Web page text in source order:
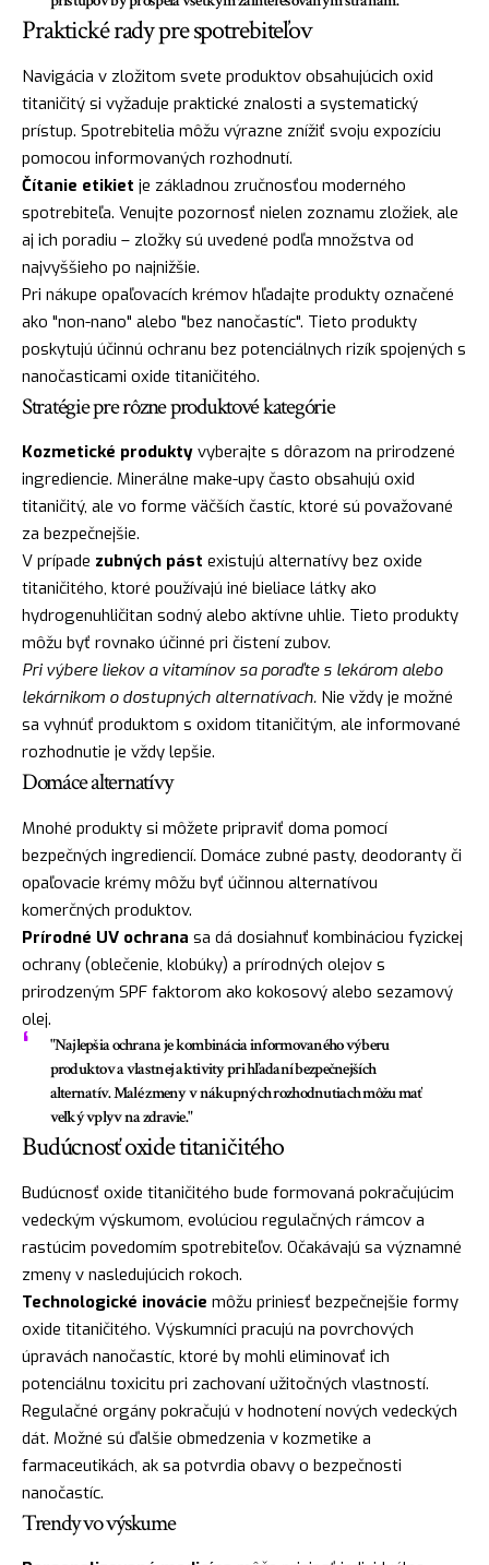
Praktické rady pre spotrebiteľov
Navigácia v zložitom svete produktov obsahujúcich oxid
titaničitý si vyžaduje praktické znalosti a systematický
prístup. Spotrebitelia môžu výrazne znížiť svoju expozíciu
pomocou informovaných rozhodnutí.
Čítanie etikiet je základnou zručnosťou moderného
spotrebiteľa. Venujte pozornosť nielen zoznamu zložiek, ale
aj ich poradiu – zložky sú uvedené podľa množstva od
najvyššieho po najnižšie.
Pri nákupe opaľovacích krémov hľadajte produkty označené
ako "non-nano" alebo "bez nanočastíc". Tieto produkty
poskytujú účinnú ochranu bez potenciálnych rizík spojených s
nanočasticami oxide titaničitého.
Stratégie pre rôzne produktové kategórie
Kozmetické produkty vyberajte s dôrazom na prirodzené
ingrediencie. Minerálne make-upy často obsahujú oxid
titaničitý, ale vo forme väčších častíc, ktoré sú považované
za bezpečnejšie.
V prípade zubných pást existujú alternatívy bez oxide
titaničitého, ktoré používajú iné bieliace látky ako
hydrogenuhličitan sodný alebo aktívne uhlie. Tieto produkty
môžu byť rovnako účinné pri čistení zubov.
Pri výbere liekov a vitamínov sa poraďte s lekárom alebo
lekárnikom o dostupných alternatívach. Nie vždy je možné
sa vyhnúť produktom s oxidom titaničitým, ale informované
rozhodnutie je vždy lepšie.
Domáce alternatívy
Mnohé produkty si môžete pripraviť doma pomocí
bezpečných ingrediencií. Domáce zubné pasty, deodoranty či
opaľovacie krémy môžu byť účinnou alternatívou
komerčných produktov.
Prírodné UV ochrana sa dá dosiahnuť kombináciou fyzickej
ochrany (oblečenie, klobúky) a prírodných olejov s
prirodzeným SPF faktorom ako kokosový alebo sezamový
olej.
"Najlepšia ochrana je kombinácia informovaného výberu
produktov a vlastnej aktivity pri hľadaní bezpečnejších
alternatív. Malé zmeny v nákupných rozhodnutiach môžu mať
veľký vplyv na zdravie."
Budúcnosť oxide titaničitého
Budúcnosť oxide titaničitého bude formovaná pokračujúcim
vedeckým výskumom, evolúciou regulačných rámcov a
rastúcim povedomím spotrebiteľov. Očakávajú sa významné
zmeny v nasledujúcich rokoch.
Technologické inovácie môžu priniesť bezpečnejšie formy
oxide titaničitého. Výskumníci pracujú na povrchových
úpravách nanočastíc, ktoré by mohli eliminovať ich
potenciálnu toxicitu pri zachovaní užitočných vlastností.
Regulačné orgány pokračujú v hodnotení nových vedeckých
dát. Možné sú ďalšie obmedzenia v kozmetike a
farmaceutikách, ak sa potvrdia obavy o bezpečnosti
nanočastíc.
Trendy vo výskume